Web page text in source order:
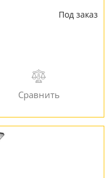
Под заказ